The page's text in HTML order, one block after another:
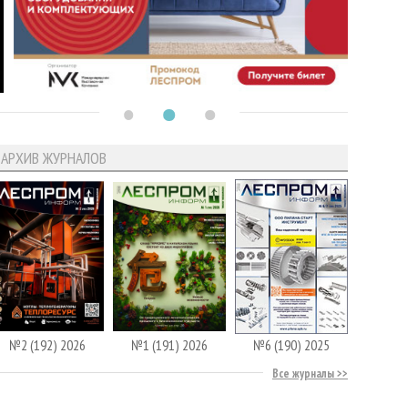
АРХИВ ЖУРНАЛОВ
№2 (192) 2026 №1 (191) 2026 №6 (190) 2025
Все журналы